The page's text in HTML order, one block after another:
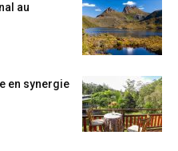
au
en synergie